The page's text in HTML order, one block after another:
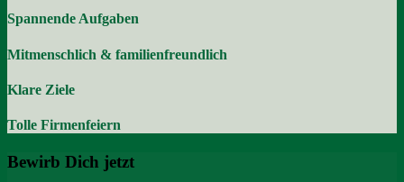
Spannende Aufgaben
Mitmenschlich & familienfreundlich
Klare Ziele
Tolle Firmenfeiern
Bewirb Dich jetzt